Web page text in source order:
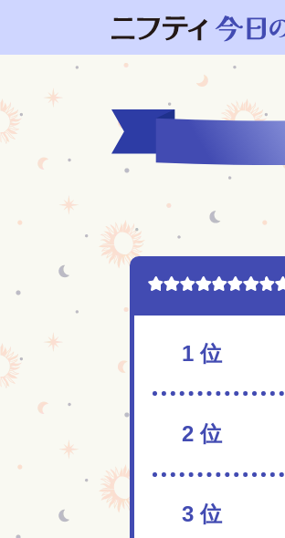
1 位
2 位
3 位